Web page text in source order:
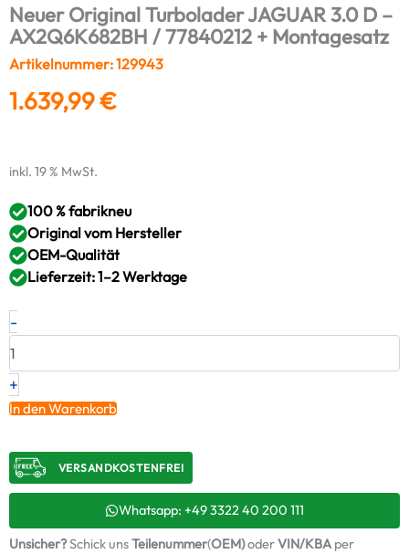
Neuer Original Turbolader JAGUAR 3.0 D –
AX2Q6K682BH / 77840212 + Montagesatz
Artikelnummer: 129943
1.639,99€
inkl. 19 % MwSt.
100 % fabrikneu
Original vom Hersteller
OEM-Qualität
Lieferzeit: 1–2 Werktage
-
Neuer
Original
3.0
D
–
/
77840212
+
Menge
+
In den Warenkorb
VERSANDKOSTENFREI​
Whatsapp: +49 3322 40 200 111
Unsicher?Schick unsTeilenummer(OEM)oderVIN/KBAper